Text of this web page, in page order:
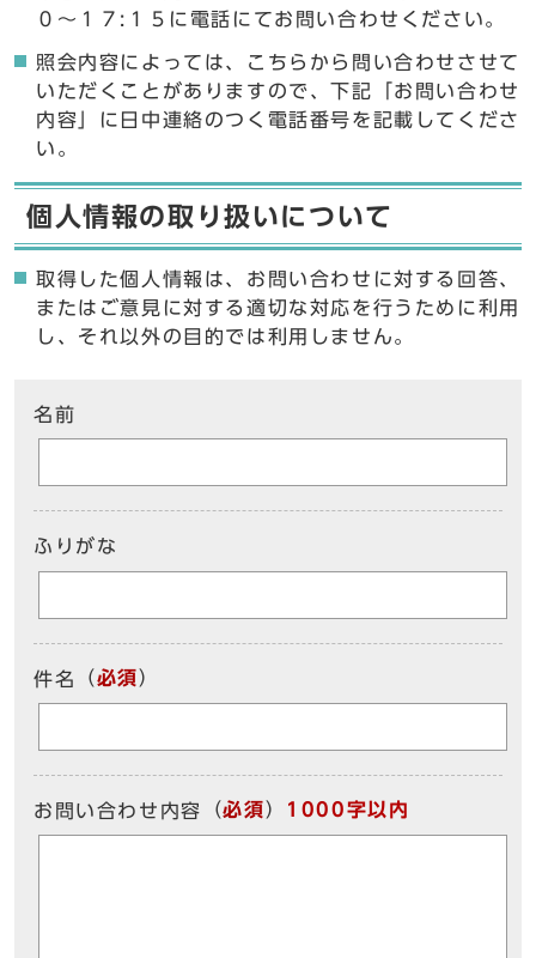
０〜１７:１５に電話にてお問い合わせください。
照会内容によっては、こちらから問い合わせさせて
いただくことがありますので、下記「お問い合わせ
内容」に日中連絡のつく電話番号を記載してくださ
い。
個人情報の取り扱いについて
取得した個人情報は、お問い合わせに対する回答、
またはご意見に対する適切な対応を行うために利用
し、それ以外の目的では利用しません。
名前
ふりがな
件名 （必須）
お問い合わせ内容 （必須） 1000字以内